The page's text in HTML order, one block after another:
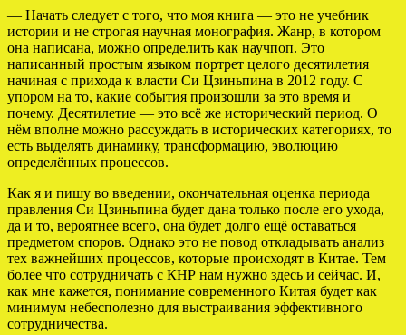
— Начать следует с того, что моя книга — это не учебник
истории и не строгая научная монография. Жанр, в котором
она написана, можно определить как научпоп. Это
написанный простым языком портрет целого десятилетия
начиная с прихода к власти Си Цзиньпина в 2012 году. С
упором на то, какие события произошли за это время и
почему. Десятилетие — это всё же исторический период. О
нём вполне можно рассуждать в исторических категориях, то
есть выделять динамику, трансформацию, эволюцию
определённых процессов.
Как я и пишу во введении, окончательная оценка периода
правления Си Цзиньпина будет дана только после его ухода,
да и то, вероятнее всего, она будет долго ещё оставаться
предметом споров. Однако это не повод откладывать анализ
тех важнейших процессов, которые происходят в Китае. Тем
более что сотрудничать с КНР нам нужно здесь и сейчас. И,
как мне кажется, понимание современного Китая будет как
минимум небесполезно для выстраивания эффективного
сотрудничества.